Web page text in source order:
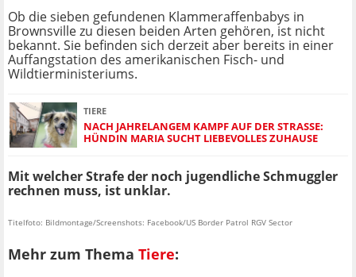
Ob die sieben gefundenen Klammeraffenbabys in
Brownsville zu diesen beiden Arten gehören, ist nicht
bekannt. Sie befinden sich derzeit aber bereits in einer
Auffangstation des amerikanischen Fisch- und
Wildtierministeriums.
TIERE
NACH JAHRELANGEM KAMPF AUF DER STRASSE: H
ÜNDIN MARIA SUCHT LIEBEVOLLES ZUHAUSE
Mit welcher Strafe der noch jugendliche Schmuggler
rechnen muss, ist unklar.
Titelfoto: Bildmontage/Screenshots: Facebook/US Border Patrol RGV Sector
Mehr zum Thema Tiere: